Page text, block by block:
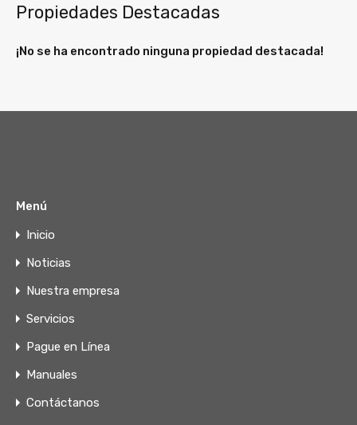
Propiedades Destacadas
¡No se ha encontrado ninguna propiedad destacada!
Menú
Inicio
Noticias
Nuestra empresa
Servicios
Pague en Línea
Manuales
Contáctanos